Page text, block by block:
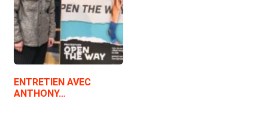
ENTRETIEN AVEC
ANTHONY…